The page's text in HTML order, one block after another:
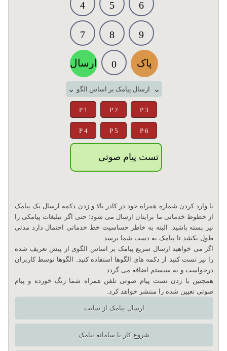
4 5 6
7 8 9
ارسال 0 پاک
ارسال پیامک بر اساس الگو
P 1 P 2 P 3
P 4 P 5 P 6
تست پیام صوتی
با وارد کردن شماره همراه خود در کادر بالا و زدن دکمه ارسال یک پیامک
از خطوط خدماتی ما برایتان ارسال می شود؛ حتی اگر تبلیغات پیامکی را
نیز بسته باشید. البته به خاطر حساسیت خط خدماتی احتمال دارد مدتی
طول بکشد تا پیامک به دست شما برسد.
اگر می خواهید ارسال سریع پیامک بر اساس الگوی از پیش تعریف شده
را نیز تست کنید از دکمه های الگوها استفاده کنید. الگوها توسط کاربران
درخواست و به سیستم اضافه می گردد.
همچنین با زدن تست پیام صوتی تلفن همراه شما زنگ خورده و پیام
صوتی تعیین شده را منتشر خواهد کرد.
ارسال پیامک از سایت
شروع کار با سامانه پیامک